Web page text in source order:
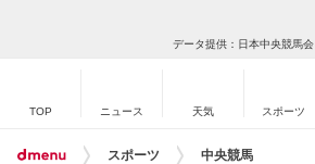
データ提供：日本中央競馬会
TOP ニュース 天気 スポーツ
スポーツ 中央競馬